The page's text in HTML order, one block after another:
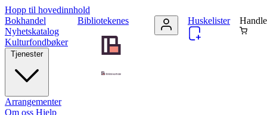
Hopp til hovedinnhold
Bibliotekenes
Bokhandel
Nyhetskatalog
Kulturfondbøker
Tjenester
Arrangementer
Om oss Hjelp
Huskelister